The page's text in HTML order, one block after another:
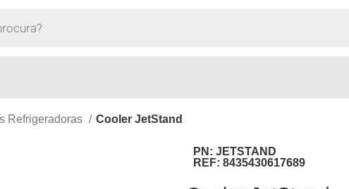
Refrigeradoras Cooler JetStand
PN: JETSTAND
REF: 8435430617689